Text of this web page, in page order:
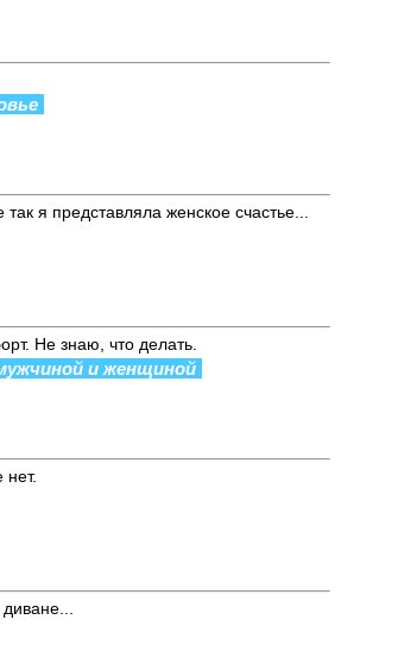
я представляла женское счастье...
Не знаю, что делать.
и женщиной
нет.